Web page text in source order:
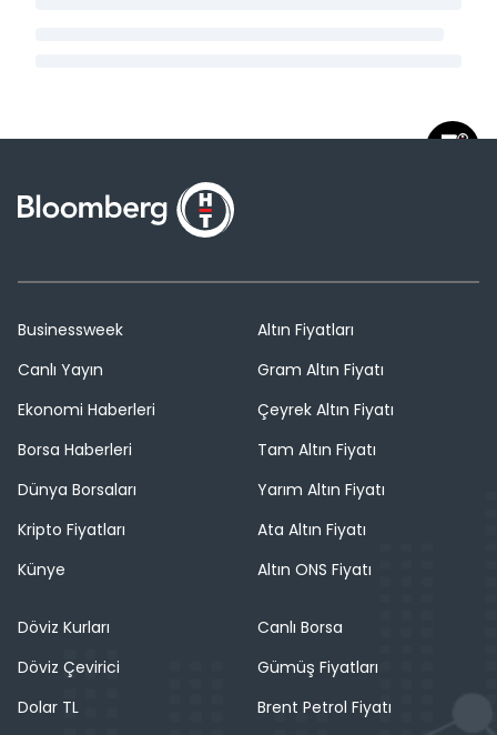
Businessweek
Canlı Yayın
Ekonomi Haberleri
Borsa Haberleri
Dünya Borsaları
Kripto Fiyatları
Künye
Altın Fiyatları
Gram Altın Fiyatı
Çeyrek Altın Fiyatı
Tam Altın Fiyatı
Yarım Altın Fiyatı
Ata Altın Fiyatı
Altın ONS Fiyatı
Döviz Kurları
Döviz Çevirici
Dolar TL
Canlı Borsa
Gümüş Fiyatları
Brent Petrol Fiyatı